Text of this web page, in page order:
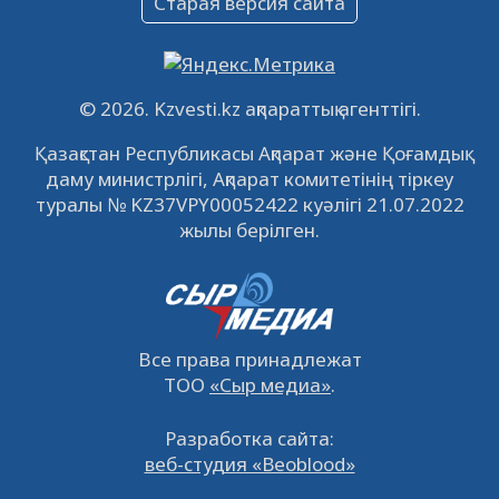
09.12.2022
Свободные рабочие места
встречу с инвесторами в Кызылорде 22
ноября
21.11.2022 14951 0
© 2026. Kzvesti.kz ақпараттық агенттігі.
Қазақстан Республикасы Ақпарат және Қоғамдық
даму министрлігі, Ақпарат комитетінің тіркеу
туралы № KZ37VPY00052422 куәлігі 21.07.2022
жылы берілген.
Все права принадлежат
ТОО «Сыр медиа».
Разработка сайта:
веб-студия «Beoblood»